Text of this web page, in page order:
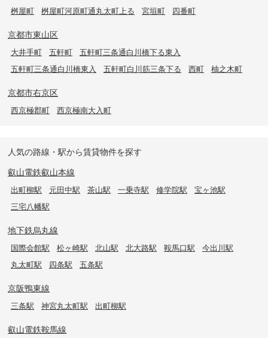
桝屋町
桝屋町河原町通丸太町上る 宮垣町 四番町
京都市東山区
大井手町 五軒町
五軒町三条通白川橋下る東入
五軒町三条通白川橋東入
五軒町白川筋三条下る 西町 柚之木町
京都市右京区
西京極郡町 西京極南大入町
人気の路線・駅から賃貸物件を探す
叡山電鉄叡山本線
出町柳駅 元田中駅 茶山駅 一乗寺駅 修学院駅
宝ヶ池駅
三宅八幡駅
地下鉄烏丸線
国際会館駅 松ヶ崎駅 北山駅 北大路駅 鞍馬口駅
今出川駅
丸太町駅
四条駅 五条駅
京阪鴨東線
三条駅 神宮丸太町駅 出町柳駅
叡山電鉄鞍馬線